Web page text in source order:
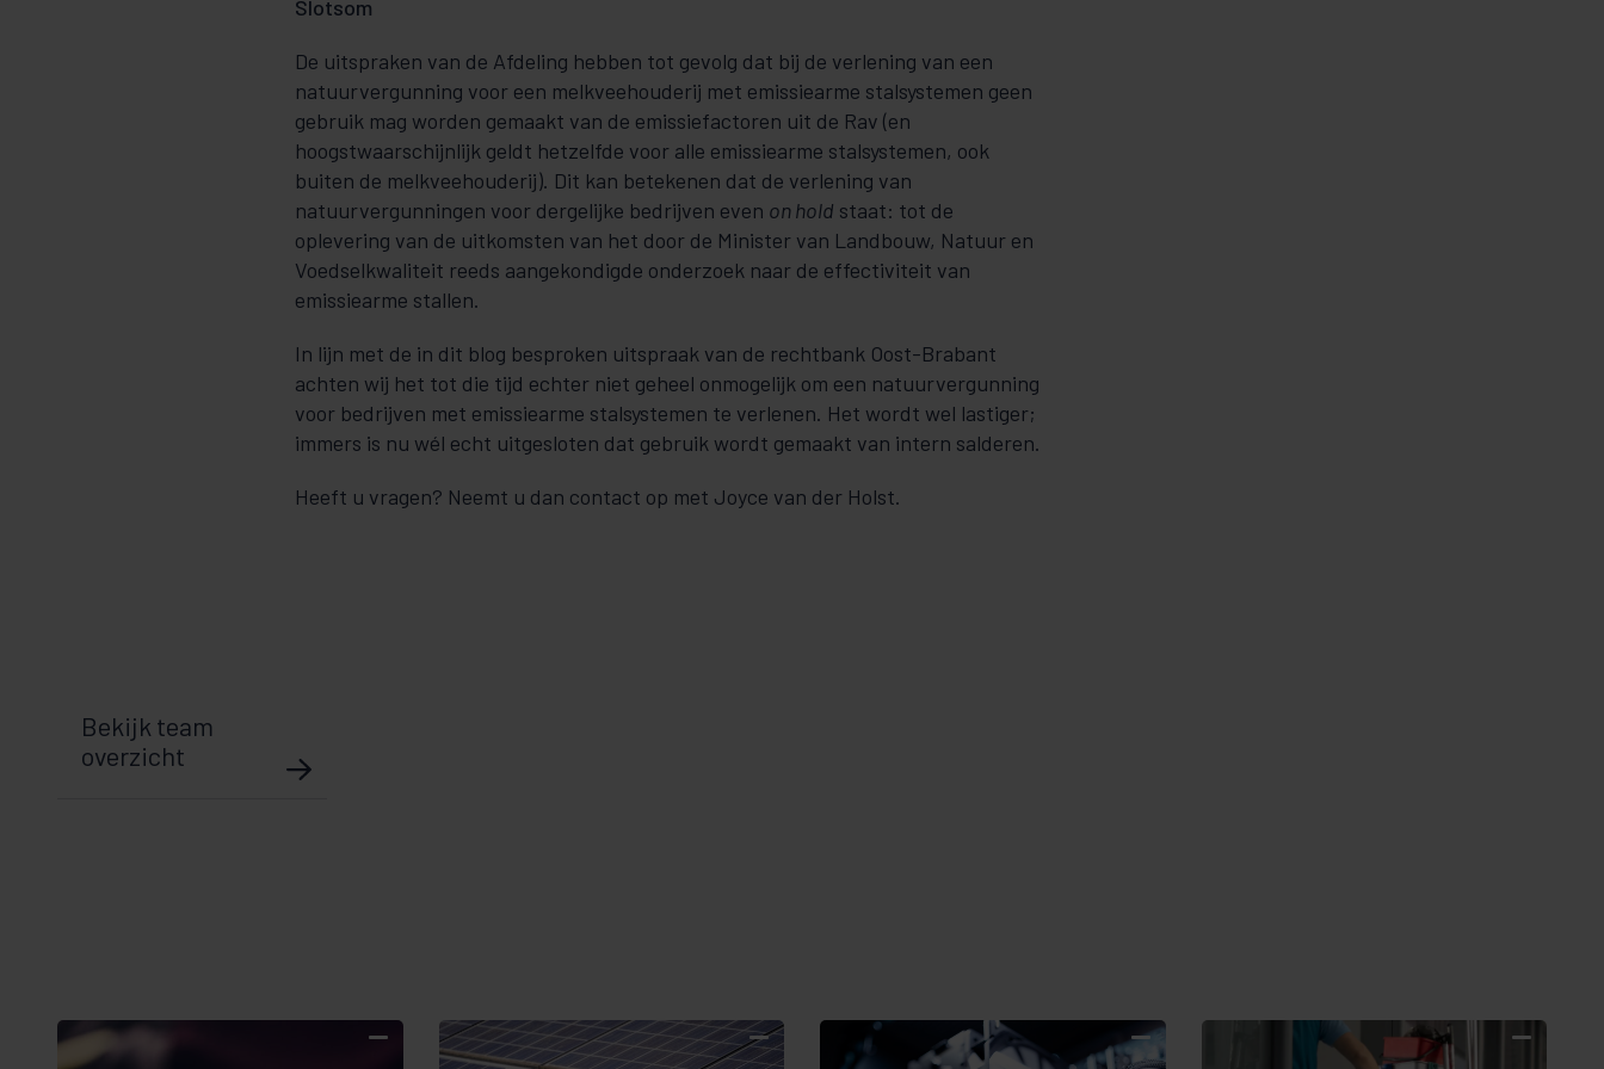
Slotsom
De uitspraken van de Afdeling hebben tot gevolg dat bij de verlening van een
natuurvergunning voor een melkveehouderij met emissiearme stalsystemen geen
gebruik mag worden gemaakt van de emissiefactoren uit de Rav (en
hoogstwaarschijnlijk geldt hetzelfde voor alle emissiearme stalsystemen, ook
buiten de melkveehouderij). Dit kan betekenen dat de verlening van
natuurvergunningen voor dergelijke bedrijven even on hold staat: tot de
oplevering van de uitkomsten van het door de Minister van Landbouw, Natuur en
Voedselkwaliteit reeds aangekondigde onderzoek naar de effectiviteit van
emissiearme stallen.
In lijn met de in dit blog besproken uitspraak van de rechtbank Oost-Brabant
achten wij het tot die tijd echter niet geheel onmogelijk om een natuurvergunning
voor bedrijven met emissiearme stalsystemen te verlenen. Het wordt wel lastiger;
immers is nu wél echt uitgesloten dat gebruik wordt gemaakt van intern salderen.
Heeft u vragen? Neemt u dan contact op met Joyce van der Holst.
Bekijk team
overzicht